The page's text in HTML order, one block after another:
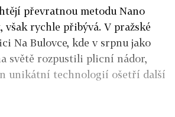
převratnou metodu Nano
rychle přibývá. V pražské
Na Bulovce, kde v srpnu jako
světě rozpustili plicní nádor,
unikátní technologií ošetří další